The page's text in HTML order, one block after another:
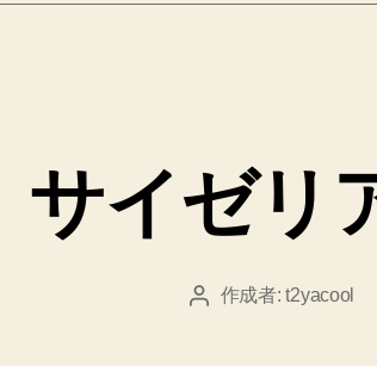
サイゼリ
投 作成者:t2yacool